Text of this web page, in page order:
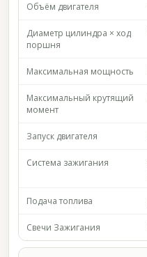
Объём двигателя
Диаметр цилиндра × ход
поршня
Максимальная мощность
Максимальный крутящий
момент
Запуск двигателя
Система зажигания
Подача топлива
Свечи Зажигания